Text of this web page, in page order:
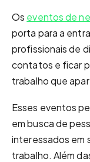
Os eventos de
porta para a
profissionais de
contatos e ficar
trabalho que
Esses eventos
em busca de
interessados em
trabalho. Além